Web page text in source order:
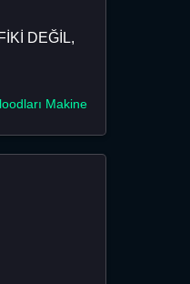
DEĞİL,
Makine